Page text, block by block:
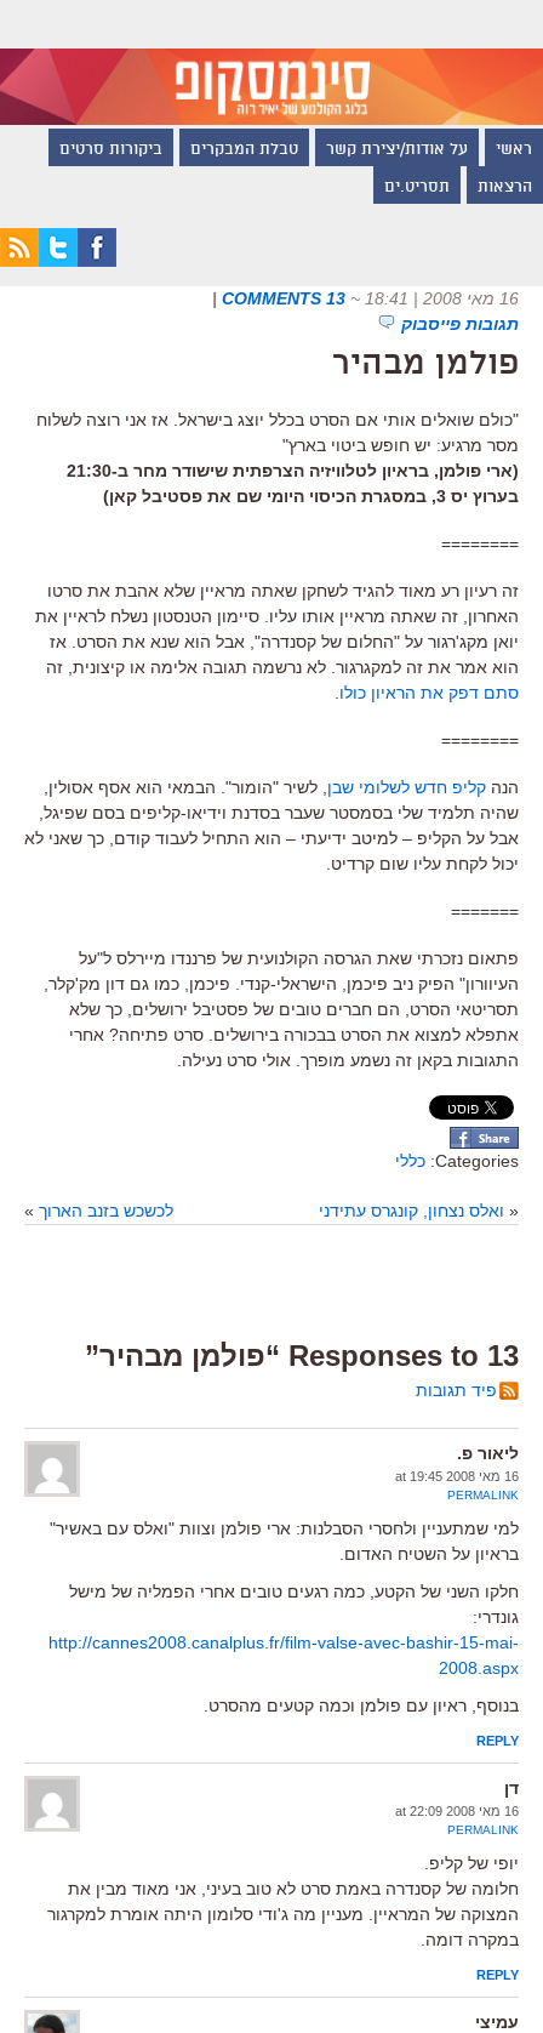
ראשי על אודות/יצירת קשר טבלת המבקרים ביקורות סרטים
הרצאות תסריט.ים
16 מאי 2008 | 18:41 ~
13 COMMENTS
|
תגובות פייסבוק
פולמן מבהיר
"כולם שואלים אותי אם הסרט בכלל יוצג בישראל. אז אני רוצה לשלוח
מסר מרגיע: יש חופש ביטוי בארץ"
(ארי פולמן, בראיון לטלוויזיה הצרפתית שישודר מחר ב-21:30
בערוץ יס 3, במסגרת הכיסוי היומי שם את פסטיבל קאן)
========
זה רעיון רע מאוד להגיד לשחקן שאתה מראיין שלא אהבת את סרטו
האחרון, זה שאתה מראיין אותו עליו. סיימון הטנסטון נשלח לראיין את
יואן מקג'רגור על "החלום של קסנדרה", אבל הוא שנא את הסרט. אז
הוא אמר את זה למקגרגור. לא נרשמה תגובה אלימה או קיצונית, זה
סתם דפק את הראיון כולו
========
הנה קליפ חדש לשלומי שבן , לשיר "הומור". הבמאי הוא אסף אסולין,
שהיה תלמיד שלי בסמסטר שעבר בסדנת וידיאו-קליפים בסם שפיגל,
אבל על הקליפ – למיטב ידיעתי – הוא התחיל לעבוד קודם, כך שאני לא
יכול לקחת עליו שום קרדיט.
=======
פתאום נזכרתי שאת הגרסה הקולנועית של פרננדו מיירלס ל"על
העיוורון" הפיק ניב פיכמן, הישראלי-קנדי. פיכמן, כמו גם דון מק'קלר,
תסריטאי הסרט, הם חברים טובים של פסטיבל ירושלים, כך שלא
אתפלא למצוא את הסרט בבכורה בירושלים. סרט פתיחה? אחרי
התגובות בקאן זה נשמע מופרך. אולי סרט נעילה.
Categories: כללי
« ואלס נצחון, קונגרס עתידני לכשכש בזנב הארוך »
13 Responses to “פולמן מבהיר”
פיד תגובות
ליאור פ.
16 מאי 2008 at 19:45
PERMALINK
למי שמתעניין ולחסרי הסבלנות: ארי פולמן וצוות "ואלס עם באשיר"
בראיון על השטיח האדום.
חלקו השני של הקטע, כמה רגעים טובים אחרי הפמליה של מישל
גונדרי:
http://cannes2008.canalplus.fr/film-valse-avec-bashir-15-mai-
2008.aspx
בנוסף, ראיון עם פולמן וכמה קטעים מהסרט.
REPLY
דן
16 מאי 2008 at 22:09
PERMALINK
יופי של קליפ.
חלומה של קסנדרה באמת סרט לא טוב בעיני, אני מאוד מבין את
המצוקה של המראיין. מעניין מה ג'ודי סלומון היתה אומרת למקרגור
במקרה דומה.
REPLY
עמיצי